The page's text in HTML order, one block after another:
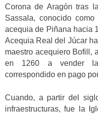
Corona de Aragón tras
Sassala, conocido
acequia de Piñana hacia
Acequia Real del Júcar
maestro acequiero Bofill,
en 1260 a vender
correspondido en pago
Cuando, a partir del
infraestructuras, fue la